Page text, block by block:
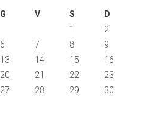
G V S
D
1
2
6 7 8
9
13 14 15
16
20 21 22
23
27 28 29
30